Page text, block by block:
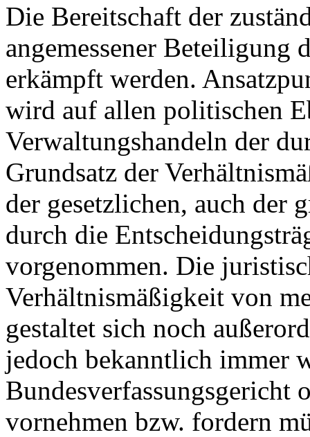
Die Bereitschaft der
angemessener
erkämpft werden.
wird auf allen politischen
Verwaltungshandeln der
Grundsatz der
der gesetzlichen, auch der
durch die
vorgenommen. Die
Verhältnismäßigkeit von
gestaltet sich noch
jedoch bekanntlich immer
Bundesverfassungsgericht
vornehmen bzw. fordern